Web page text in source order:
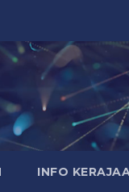
INFO